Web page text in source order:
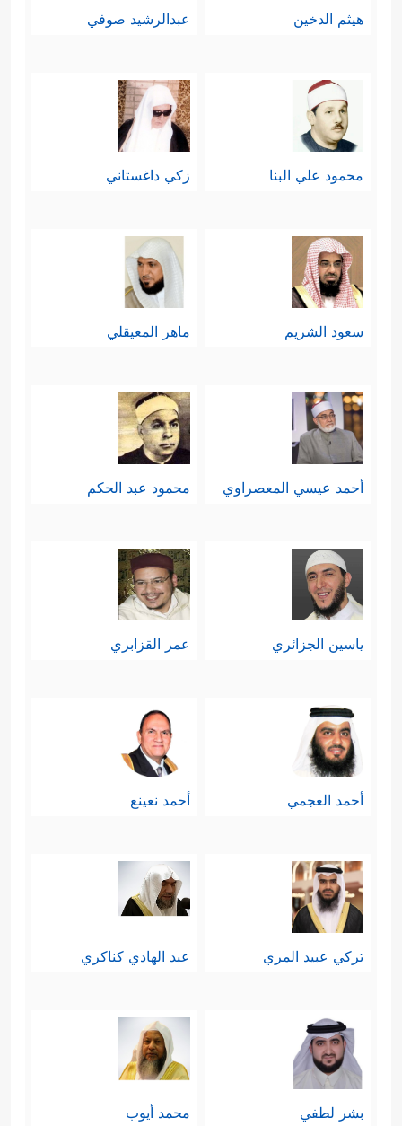
هيثم الدخين عبدالرشيد صوفي
محمود علي البنا زكي داغستاني
سعود الشريم ماهر المعيقلي
أحمد عيسي المعصراوي محمود عبد الحكم
ياسين الجزائري عمر القزابري
أحمد العجمي أحمد نعينع
تركي عبيد المري عبد الهادي كناكري
بشر لطفي محمد أيوب